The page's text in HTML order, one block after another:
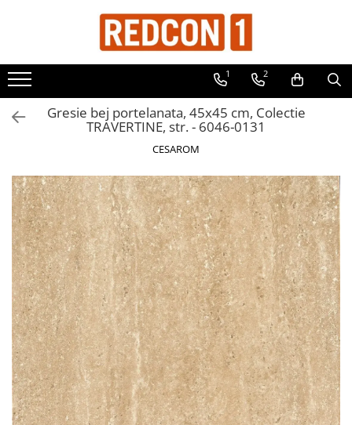
Toate Produsele
Materiale de constructii
Adezivi, mortare si tencuieli
Dibluri cu șurub
Echipamente de protectie
Grund pentru tencuiala decorativa
Placi gips carton
Roabe si Betoniere
Sisteme Gips-Carton
Suruburi
Tencuiala decorativa
Termoizolatii
Accesorii pentru termosistem
Accesorii pentru vata
1 2
Gresie bej portelanata, 45x45 cm, Colectie
TRAVERTINE, str. - 6046-0131
CESAROM